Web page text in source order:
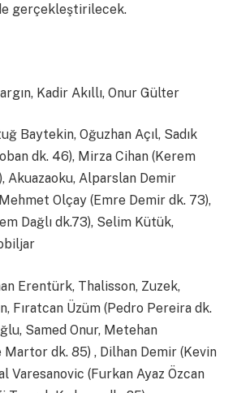
gerçekleştirilecek.
Kadir Akıllı, Onur Gülter
Baytekin, Oğuzhan Açıl, Sadık
dk. 46), Mirza Cihan (Kerem
Akuazaoku, Alparslan Demir
Olçay (Emre Demir dk. 73),
Dağlı dk.73), Selim Kütük,
Erentürk, Thalisson, Zuzek,
Fıratcan Üzüm (Pedro Pereira dk.
Samed Onur, Metehan
dk. 85) , Dilhan Demir (Kevin
Varesanovic (Furkan Ayaz Özcan